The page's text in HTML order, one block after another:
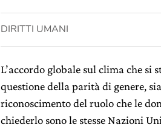
DIRITTI UMANI
L’accordo globale sul clima che si
questione della parità di genere,
riconoscimento del ruolo che le
chiederlo sono le stesse Nazioni